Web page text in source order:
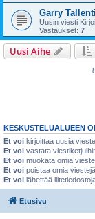
Garry
Uusin viesti
Vastaukset: 7
Uusi Aihe
KESKUSTELUALUEEN
Et voi kirjoittaa uusia
Et voi vastata
Et voi muokata omia
Et voi poistaa omia
Et voi lähettää
Etusivu